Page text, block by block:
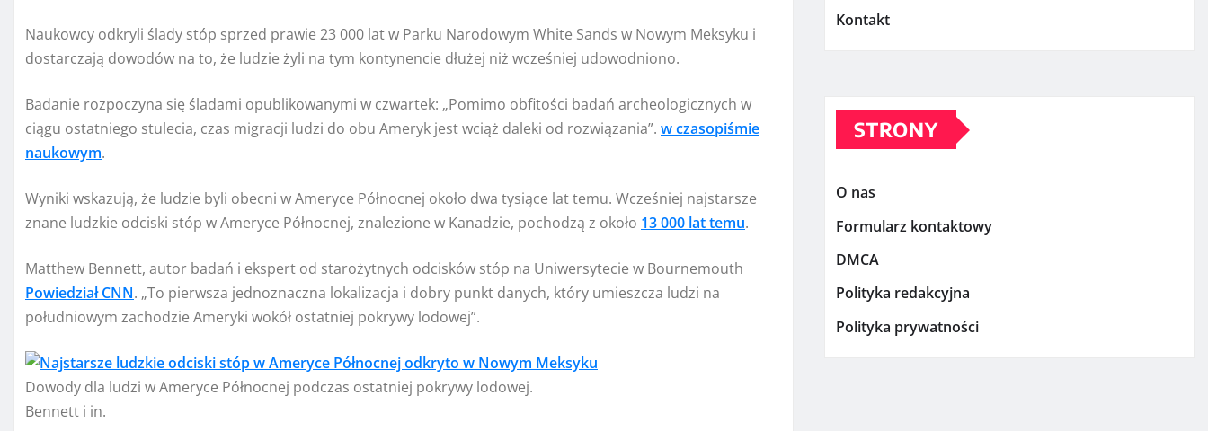
Naukowcy odkryli ślady stóp sprzed prawie 23 000 lat w Parku Narodowym White Sands w Nowym Meksyku i
dostarczają dowodów na to, że ludzie żyli na tym kontynencie dłużej niż wcześniej udowodniono.
Badanie rozpoczyna się śladami opublikowanymi w czwartek: „Pomimo obfitości badań archeologicznych w
ciągu ostatniego stulecia, czas migracji ludzi do obu Ameryk jest wciąż daleki od rozwiązania”. w czasopiśmie
naukowym.
Wyniki wskazują, że ludzie byli obecni w Ameryce Północnej około dwa tysiące lat temu. Wcześniej najstarsze
znane ludzkie odciski stóp w Ameryce Północnej, znalezione w Kanadzie, pochodzą z około 13 000 lat temu.
Matthew Bennett, autor badań i ekspert od starożytnych odcisków stóp na Uniwersytecie w Bournemouth
Powiedział CNN. „To pierwsza jednoznaczna lokalizacja i dobry punkt danych, który umieszcza ludzi na
południowym zachodzie Ameryki wokół ostatniej pokrywy lodowej”.
Dowody dla ludzi w Ameryce Północnej podczas ostatniej pokrywy lodowej.
Bennett i in.
Kontakt
STRONY
O nas
Formularz kontaktowy
DMCA
Polityka redakcyjna
Polityka prywatności